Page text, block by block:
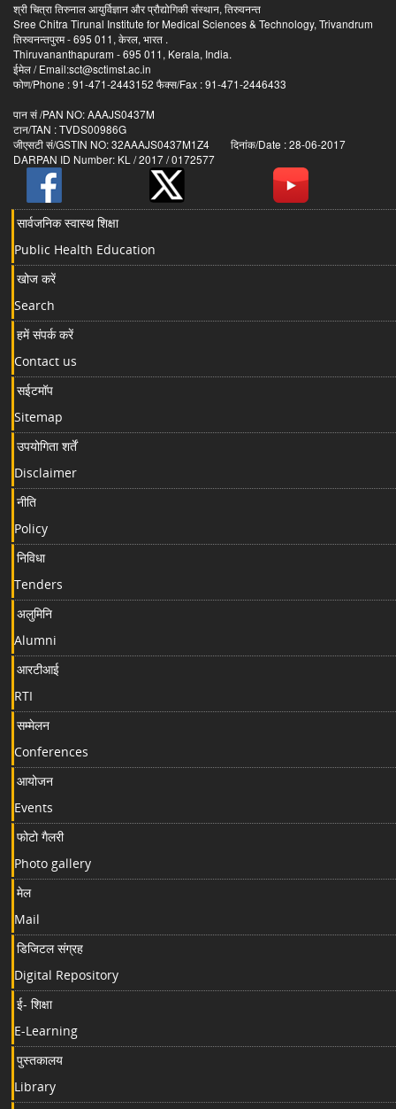
श्री चित्रा तिरुनाल आयुर्विज्ञान और प्रौद्योगिकी संस्थान, तिरुवनन्त
Sree Chitra Tirunal Institute for Medical Sciences & Technology, Trivandrum
तिरुवनन्तपुरम - 695 011, केरल, भारत .
Thiruvananthapuram - 695 011, Kerala, India.
ईमेल / Email:sct@sctimst.ac.in
फोण/Phone : 91-471-2443152 फैक्स/Fax : 91-471-2446433
पान सं /PAN NO: AAAJS0437M
टान/TAN : TVDS00986G
जीएसटी सं/GSTIN NO: 32AAAJS0437M1Z4 दिनांक/Date : 28-06-2017
DARPAN ID Number: KL / 2017 / 0172577
सार्वजनिक स्वास्थ शिक्षा
Public Health Education
खोज करें
Search
हमें संपर्क करें
Contact us
सईटमॉप
Sitemap
उपयोगिता शर्तें
Disclaimer
नीति
Policy
निविधा
Tenders
अलुमिनि
Alumni
आरटीआई
RTI
सम्मेलन
Conferences
आयोजन
Events
फोटो गैलरी
Photo gallery
मेल
Mail
डिजिटल संग्रह
Digital Repository
ई- शिक्षा
E-Learning
पुस्तकालय
Library